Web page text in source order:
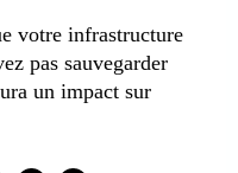
votre infrastructure
pas sauvegarder
un impact sur